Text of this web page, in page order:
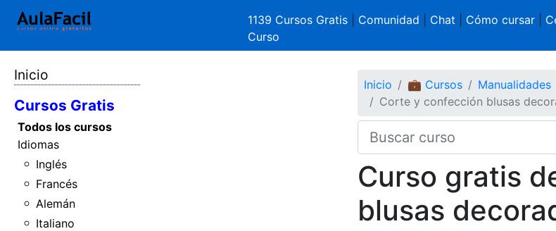
1139 Cursos Gratis Comunidad Chat Cómo cursar|
Curso
Inicio
Cursos Gratis
Todos los cursos
Idiomas
Inglés
Francés
Alemán
Italiano
Inicio 💼 Cursos Manualidades
Corte y confección blusas
Curso gratis
blusas